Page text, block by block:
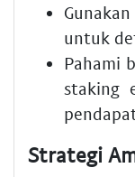
Gunakan
untuk
Pahami
staking
Strategi